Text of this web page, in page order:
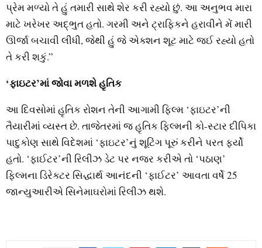
પ્રેમ મળ્યો તે હું તમારી સાથે શેર કરી રહ્યો છું. આ અનુભવ મારા
માટે ખરેખર અદ્ભુત હતો. ગરમી અને ટ્રાફિકને હરાવીને મેં મારી
ઊર્જા બચાવી લીધી, જેથી હું જે એક્શન શૂટ માટે જઈ રહ્યો હતો
તે કરી શકું.”
‘ફાઇટર’માં જોવા મળશે હૃતિક
આ દિવસોમાં હૃતિક રોશન તેની આગામી ફિલ્મ ‘ફાઇટર’ની
તૈયારીમાં વ્યસ્ત છે. તાજેતરમાં જ હૃતિક ફિલ્મની કો-સ્ટાર દીપિકા
પાદુકોણ સાથે વિદેશમાં ‘ફાઇટર’નું શૂટિંગ પૂરું કરીને પરત ફર્યો
હતો. ‘ફાઈટર’ની રિલીઝ ડેટ પર નજર કરીએ તો ‘પઠાણ’
ફિલ્મના ડિરેક્ટર સિદ્ધાર્થ આનંદની ‘ફાઈટર’ આવતા વર્ષે 25
જાન્યુઆરીએ સિનેમાઘરોમાં રિલીઝ થશે.